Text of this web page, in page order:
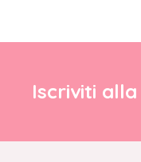
Iscriviti